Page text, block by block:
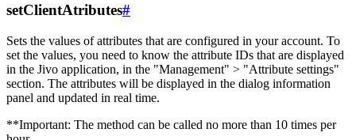
setClientAtributes#
Sets the values ​​of attributes that are configured in your account. To
set the values, you need to know the attribute IDs that are displayed
in the Jivo application, in the "Management" > "Attribute settings"
section. The attributes will be displayed in the dialog information
panel and updated in real time.
**Important: The method can be called no more than 10 times per